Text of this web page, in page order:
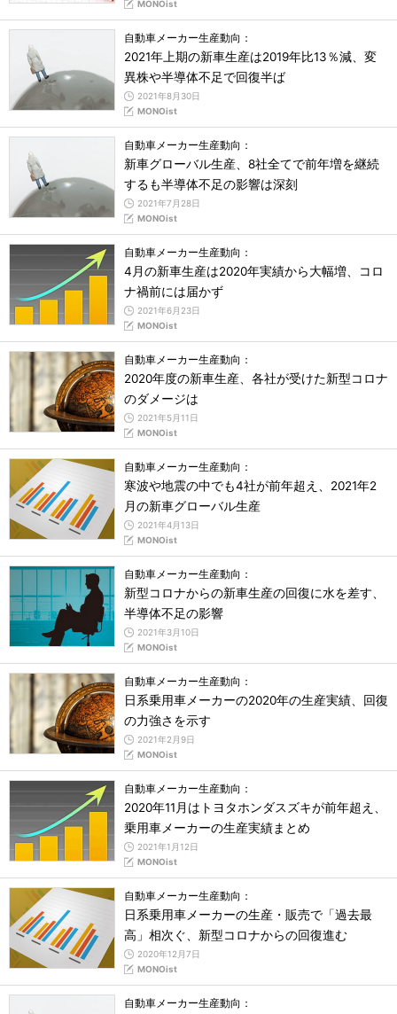
MONOist
自動車メーカー生産動向：
2021年上期の新車生産は2019年比13％減、変
異株や半導体不足で回復半ば
2021年8月30日
MONOist
自動車メーカー生産動向：
新車グローバル生産、8社全てで前年増を継続
するも半導体不足の影響は深刻
2021年7月28日
MONOist
自動車メーカー生産動向：
4月の新車生産は2020年実績から大幅増、コロ
ナ禍前には届かず
2021年6月23日
MONOist
自動車メーカー生産動向：
2020年度の新車生産、各社が受けた新型コロナ
のダメージは
2021年5月11日
MONOist
自動車メーカー生産動向：
寒波や地震の中でも4社が前年超え、2021年2
月の新車グローバル生産
2021年4月13日
MONOist
自動車メーカー生産動向：
新型コロナからの新車生産の回復に水を差す、
半導体不足の影響
2021年3月10日
MONOist
自動車メーカー生産動向：
日系乗用車メーカーの2020年の生産実績、回復
の力強さを示す
2021年2月9日
MONOist
自動車メーカー生産動向：
2020年11月はトヨタホンダスズキが前年超え、
乗用車メーカーの生産実績まとめ
2021年1月12日
MONOist
自動車メーカー生産動向：
日系乗用車メーカーの生産・販売で「過去最
高」相次ぐ、新型コロナからの回復進む
2020年12月7日
MONOist
自動車メーカー生産動向：